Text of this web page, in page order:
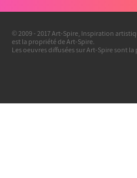
© 2009 - 2017 Art-Spire, Inspiration
est la propriété de Art-Spire.
Les oeuvres diffusées sur Art-Spire sont